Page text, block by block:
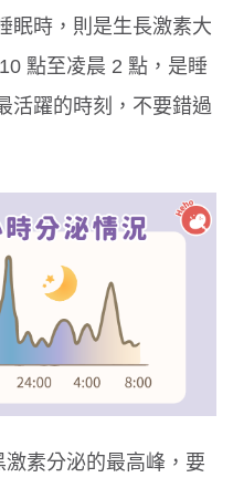
眠時，則是生長激素大
點至凌晨 2 點，是睡
活躍的時刻，不要錯過
素分泌的最高峰，要